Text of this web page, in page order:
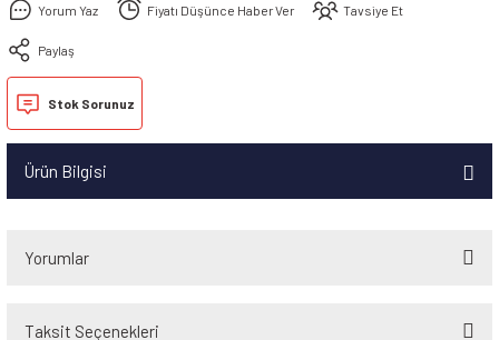
Yorum Yaz Fiyatı Düşünce Haber Ver Tavsiye Et
Paylaş
Stok Sorunuz
Ürün Bilgisi
Yorumlar
Taksit Seçenekleri